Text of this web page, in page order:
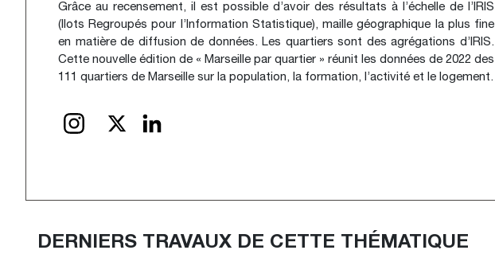
Grâce au recensement, il est possible d’avoir des résultats à l’échelle de l’IRIS
(Ilots Regroupés pour l’Information Statistique), maille géographique la plus fine
en matière de diffusion de données. Les quartiers sont des agrégations d’IRIS.
Cette nouvelle édition de « Marseille par quartier » réunit les données de 2022 des
111 quartiers de Marseille sur la population, la formation, l’activité et le logement.
INSTAGRAM X
DERNIERS TRAVAUX DE CETTE THÉMATIQUE